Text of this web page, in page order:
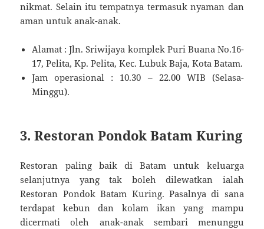
nikmat. Selain itu tempatnya termasuk nyaman dan
aman untuk anak-anak.
Alamat : Jln. Sriwijaya komplek Puri Buana No.16-
17, Pelita, Kp. Pelita, Kec. Lubuk Baja, Kota Batam.
Jam operasional : 10.30 – 22.00 WIB (Selasa-
Minggu).
3. Restoran Pondok Batam Kuring
Restoran paling baik di Batam untuk keluarga
selanjutnya yang tak boleh dilewatkan ialah
Restoran Pondok Batam Kuring. Pasalnya di sana
terdapat kebun dan kolam ikan yang mampu
dicermati oleh anak-anak sembari menunggu